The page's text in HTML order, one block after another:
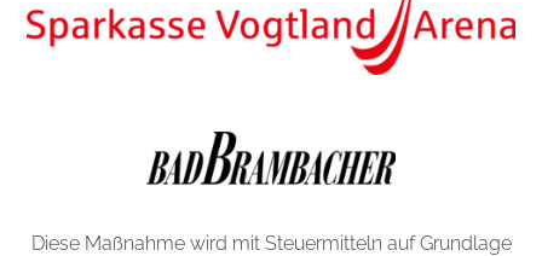
Diese Maßnahme wird mit Steuermitteln auf Grundlage